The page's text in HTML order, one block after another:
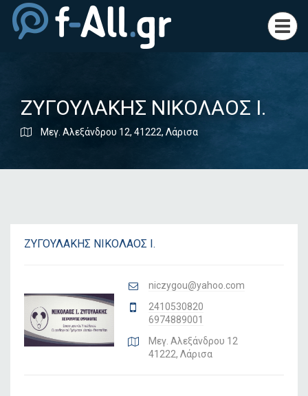
ΖΥΓΟΥΛΑΚΗΣ ΝΙΚΟΛΑΟΣ Ι.
Μεγ. Αλεξάνδρου 12, 41222, Λάρισα
ΖΥΓΟΥΛΑΚΗΣ ΝΙΚΟΛΑΟΣ Ι.
niczygou@yahoo.com
2410530820
6974889001
Μεγ. Αλεξάνδρου 12
41222, Λάρισα